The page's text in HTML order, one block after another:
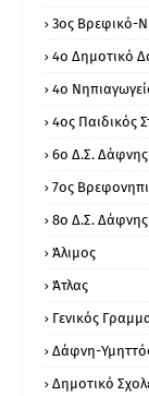
3ος Βρεφικό-
4ο Δημοτικό
4ο
4ος Παιδικός
6ο Δ.Σ. Δάφνης
7ος
8ο Δ.Σ. Δάφνης
Άλιμος
Άτλας
Γενικός
Δάφνη-
Δημοτικό